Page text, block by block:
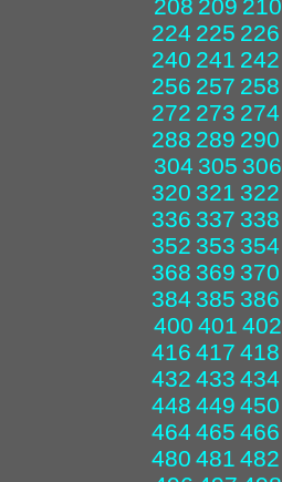
208 209 210
224 225 226
240 241 242
256 257 258
272 273 274
288 289 290
304 305 306
320 321 322
336 337 338
352 353 354
368 369 370
384 385 386
400 401 402
416 417 418
432 433 434
448 449 450
464 465 466
480 481 482